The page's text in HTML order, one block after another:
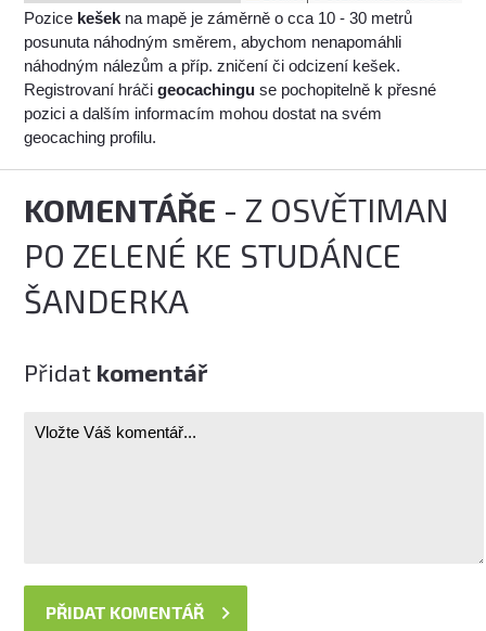
Pozice kešek na mapě je záměrně o cca 10 - 30 metrů
posunuta náhodným směrem, abychom nenapomáhli
náhodným nálezům a příp. zničení či odcizení kešek.
Registrovaní hráčigeocachingu se pochopitelně k přesné
pozici a dalším informacím mohou dostat na svém
geocaching profilu.
KOMENTÁŘE - Z OSVĚTIMAN
PO ZELENÉ KE STUDÁNCE
ŠANDERKA
Přidat komentář